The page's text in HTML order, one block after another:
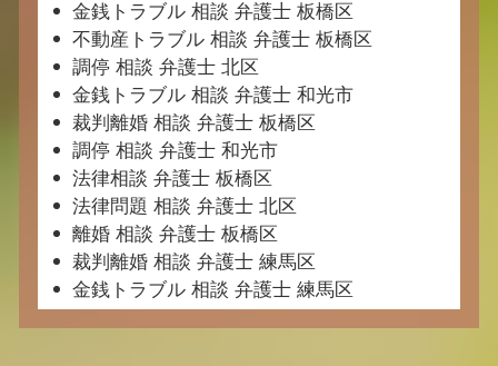
金銭トラブル 相談 弁護士 板橋区
不動産トラブル 相談 弁護士 板橋区
調停 相談 弁護士 北区
金銭トラブル 相談 弁護士 和光市
裁判離婚 相談 弁護士 板橋区
調停 相談 弁護士 和光市
法律相談 弁護士 板橋区
法律問題 相談 弁護士 北区
離婚 相談 弁護士 板橋区
裁判離婚 相談 弁護士 練馬区
金銭トラブル 相談 弁護士 練馬区